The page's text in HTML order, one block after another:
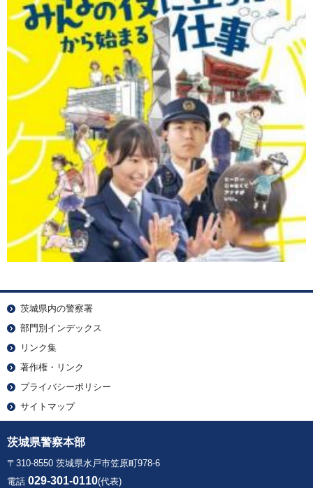
茨城県内の警察署
部門別インデックス
リンク集
著作権・リンク
プライバシーポリシー
サイトマップ
茨城県警察本部
〒310-8550 茨城県水戸市笠原町978-6
電話 029-301-0110(代表)